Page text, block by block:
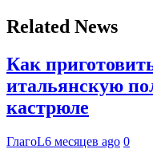
Related News
Как
итальянскую
кастрюле
ГлагоL6 месяцев ago 0